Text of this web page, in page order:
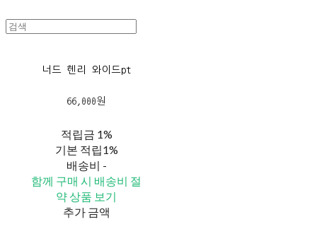
너드 헨리 와이드pt
66,000원
적립금 1%
기본 적립1%
배송비 -
함께 구매 시 배송비 절
약 상품 보기
추가 금액